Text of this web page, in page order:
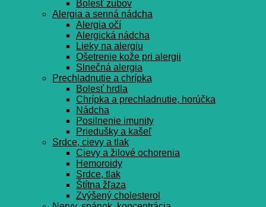
Bolesť zubov
Alergia a senná nádcha
Alergia očí
Alergická nádcha
Lieky na alergiu
Ošetrenie kože pri alergii
Slnečná alergia
Prechladnutie a chrípka
Bolesť hrdla
Chrípka a prechladnutie, horúčka
Nádcha
Posilnenie imunity
Priedušky a kašeľ
Srdce, cievy a tlak
Cievy a žilové ochorenia
Hemoroidy
Srdce, tlak
Štítna žľaza
Zvýšený cholesterol